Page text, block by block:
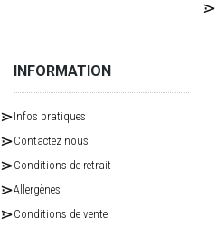
INFORMATION
Infos pratiques
Contactez nous
Conditions de retrait
Allergènes
Conditions de vente